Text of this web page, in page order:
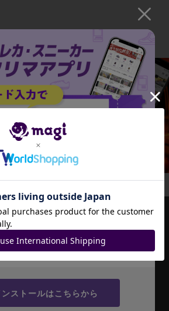
magi公式ショップ（コレクター向
け）
magi公式ショップ（VAULT）
magi公式X
招待コード
JA9XS8
コピーする
ンストールはこちらから